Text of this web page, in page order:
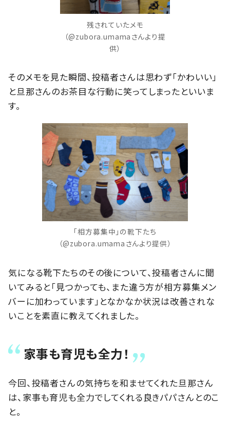
残されていたメモ
（@zubora.umamaさんより提
供）
そのメモを見た瞬間、投稿者さんは思わず「かわいい」
と旦那さんのお茶目な行動に笑ってしまったといいま
す。
「相方募集中」の靴下たち
（@zubora.umamaさんより提供）
気になる靴下たちのその後について、投稿者さんに聞
いてみると「見つかっても、また違う方が相方募集メン
バーに加わっています」となかなか状況は改善されな
いことを素直に教えてくれました。
家事も育児も全力！
今回、投稿者さんの気持ちを和ませてくれた旦那さん
は、家事も育児も全力でしてくれる良きパパさんとのこ
と。